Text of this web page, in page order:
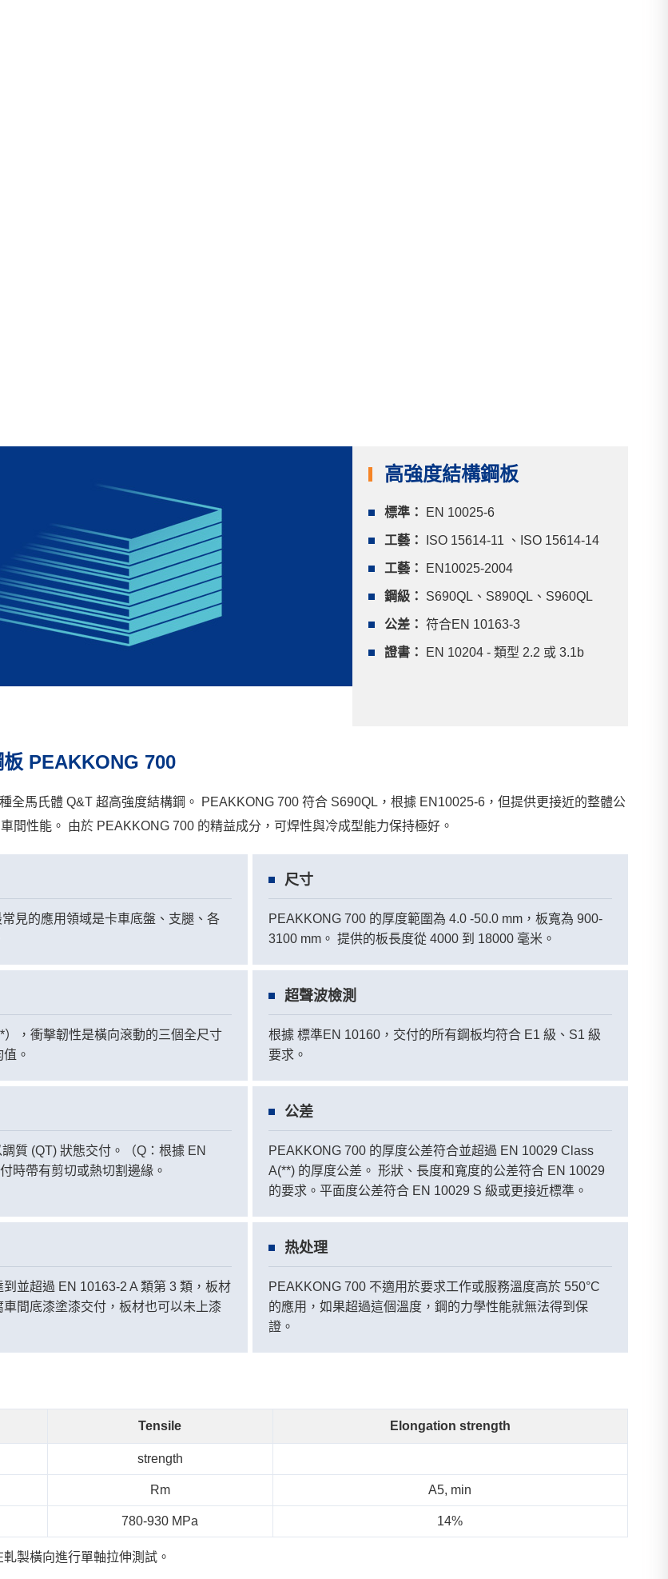
高強度結構鋼板
標準： EN 10025-6
工藝： ISO 15614-11 、ISO 15614-14
工藝： EN10025-2004
鋼級： S690QL、S890QL、S960QL
公差： 符合EN 10163-3
證書： EN 10204 - 類型 2.2 或 3.1b
PEAKKONG 700
全馬氏體 Q&T 超高強度結構鋼。 PEAKKONG 700 符合 S690QL，根據 EN10025-6，但提供更接近的整體公
間性能。 由於 PEAKKONG 700 的精益成分，可焊性與冷成型能力保持極好。
見的應用領域是卡車底盤、支腿、各
尺寸
PEAKKONG 700 的厚度範圍為 4.0 -50.0 mm，板寬為 900-
3100 mm。 提供的板長度從 4000 到 18000 毫米。
，衝擊韌性是橫向滾動的三個全尺寸
。
超聲波檢測
根據 標準EN 10160，交付的所有鋼板均符合 E1 級、S1 級
要求。
質 (QT) 狀態交付。（Q：根據 EN
時帶有剪切或熱切割邊緣。
公差
PEAKKONG 700 的厚度公差符合並超過 EN 10029 Class
A(**) 的厚度公差。 形狀、長度和寬度的公差符合 EN 10029
的要求。平面度公差符合 EN 10029 S 級或更接近標準。
並超過 EN 10163-2 A 類第 3 類，板材
間底漆塗漆交付，板材也可以未上漆
热处理
PEAKKONG 700 不適用於要求工作或服務溫度高於 550°C
的應用，如果超過這個溫度，鋼的力學性能就無法得到保
證。
Tensile Elongation strength
strength
Rm A5, min
780-930 MPa 14%
製橫向進行單軸拉伸測試。